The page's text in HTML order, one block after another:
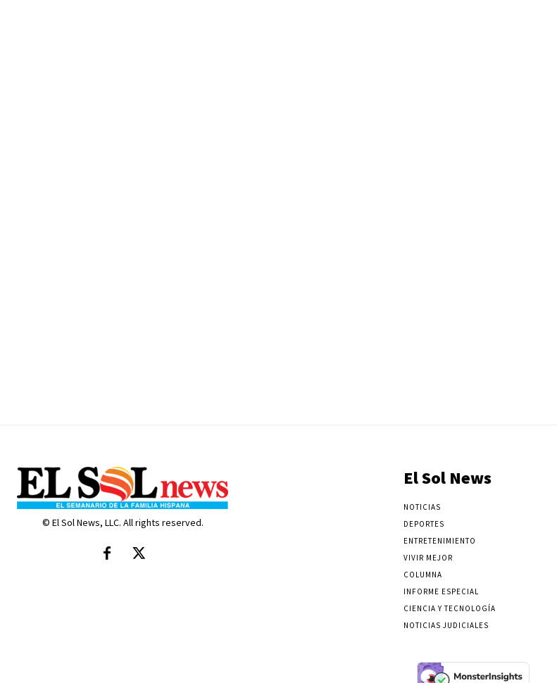
© El Sol News, LLC. All rights reserved.
El Sol News
NOTICIAS
DEPORTES
ENTRETENIMIENTO
VIVIR MEJOR
COLUMNA
INFORME ESPECIAL
CIENCIA Y TECNOLOGÍA
NOTICIAS JUDICIALES